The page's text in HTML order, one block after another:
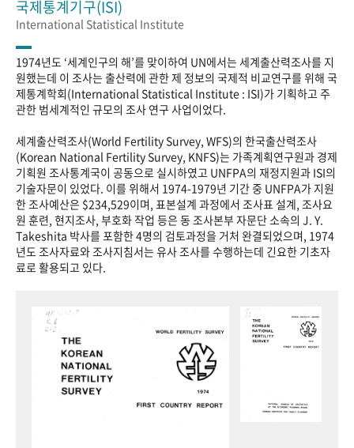
국제통계기구(ISI)
International Statistical Institute
1974년도 ‘세계인구의 해’를 맞이하여 UN에서는 세계출산력조사를 지
원했는데 이 조사는 출산력에 관한 제 정보의 국제적 비교연구를 위해 국
제통계학회(International Statistical Institute : ISI)가 기획하고 주
관한 범세계적인 규모의 조사 연구 사업이었다.
세계출산력조사(World Fertility Survey, WFS)의 한국출산력조사
(Korean National Fertility Survey, KNFS)는 가족계획연구원과 경제
기획원 조사통계국이 공동으로 실시하였고 UNFPA의 재정지원과 ISI의
기술자문이 있었다. 이를 위해서 1974-1979년 기간 중 UNFPA가 지원
한 조사예산은 $234,529이며, 표본설계 과정에서 조사표 설계, 조사요
원 훈련, 현지조사, 부호화 작업 등은 동 조사본부 자문단 소속의 J. Y.
Takeshita 박사를 포함한 4명의 검토과정을 거처 완결되었으며, 1974
년도 조사자료와 조사지침서는 유사 조사를 수행하는데 긴요한 기초자
료로 활용되고 있다.